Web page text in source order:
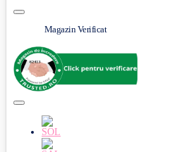
Magazin Verificat